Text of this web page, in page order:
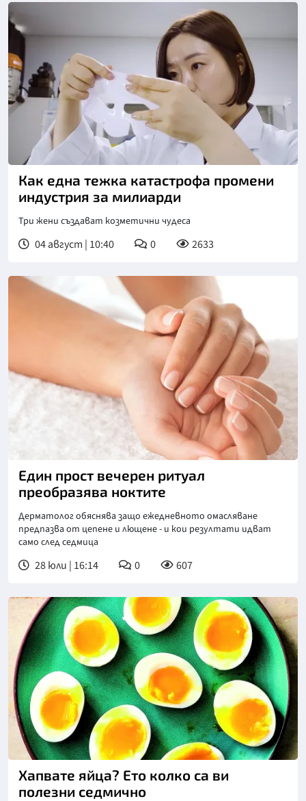
Как една тежка катастрофа промени
индустрия за милиарди
Три жени създават козметични чудеса
04 август | 10:40 0 2633
Един прост вечерен ритуал
преобразява ноктите
Дерматолог обяснява защо ежедневното омасляване
предпазва от цепене и лющене - и кои резултати идват
само след седмица
28 юли | 16:14 0 607
Хапвате яйца? Ето колко са ви
полезни седмично